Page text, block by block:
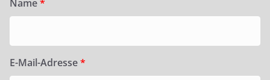
Name*
E-Mail-Adresse*